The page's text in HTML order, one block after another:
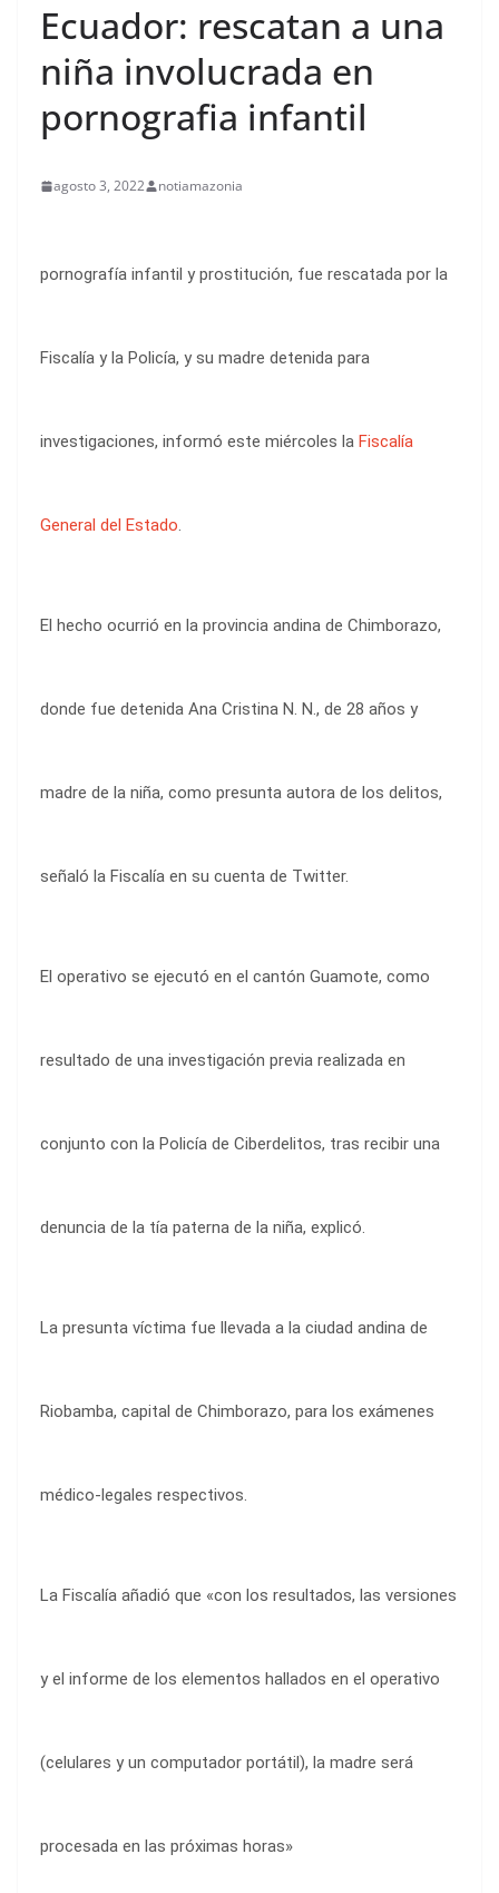
Ecuador: rescatan a una
niña involucrada en
pornografia infantil
agosto 3, 2022 notiamazonia
pornografía infantil y prostitución, fue rescatada por la
Fiscalía y la Policía, y su madre detenida para
investigaciones, informó este miércoles la Fiscalía
General del Estado.
El hecho ocurrió en la provincia andina de Chimborazo,
donde fue detenida Ana Cristina N. N., de 28 años y
madre de la niña, como presunta autora de los delitos,
señaló la Fiscalía en su cuenta de Twitter.
El operativo se ejecutó en el cantón Guamote, como
resultado de una investigación previa realizada en
conjunto con la Policía de Ciberdelitos, tras recibir una
denuncia de la tía paterna de la niña, explicó.
La presunta víctima fue llevada a la ciudad andina de
Riobamba, capital de Chimborazo, para los exámenes
médico-legales respectivos.
La Fiscalía añadió que «con los resultados, las versiones
y el informe de los elementos hallados en el operativo
(celulares y un computador portátil), la madre será
procesada en las próximas horas»